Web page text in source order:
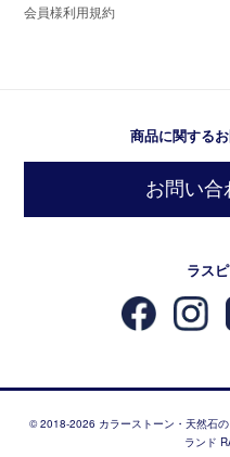
会員様利用規約
商品に関する
お問い合
ラス
© 2018-2026 カラーストーン・天然石の
ランド